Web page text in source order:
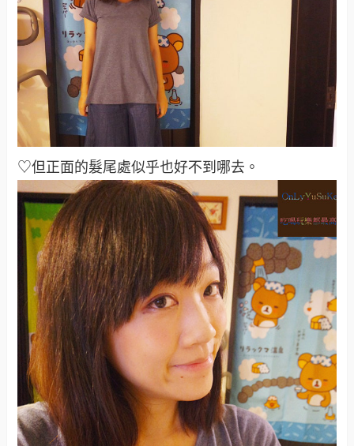
♡但正面的髮尾處似乎也好不到哪去 。